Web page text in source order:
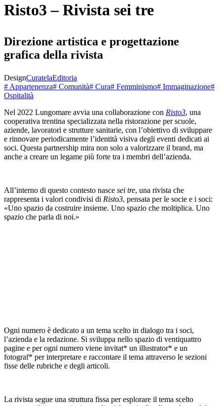
Risto3 – Rivista sei tre
Direzione artistica e progettazione
grafica della rivista
DesignCuratelaEditoria
# Appartenenza# Comunità# Cura# Femminismo# Immaginazione#
Ospitalità
Nel 2022 Lungomare avvia una collaborazione con Risto3, una
cooperativa trentina specializzata nella ristorazione per scuole,
aziende, lavoratori e strutture sanitarie, con l’obiettivo di sviluppare
e rinnovare periodicamente l’identità visiva degli eventi dedicati ai
soci. Questa partnership mira non solo a valorizzare il brand, ma
anche a creare un legame più forte tra i membri dell’azienda.
All’interno di questo contesto nasce sei tre, una rivista che
rappresenta i valori condivisi di Risto3, pensata per le socie e i soci:
«Uno spazio da costruire insieme. Uno spazio che moltiplica. Uno
spazio che parla di noi.»
Ogni numero è dedicato a un tema scelto in dialogo tra i soci,
l’azienda e la redazione. Si sviluppa nello spazio di ventiquattro
pagine e per ogni numero viene invitat* un illustrator* e un
fotograf* per interpretare e raccontare il tema attraverso le sezioni
fisse delle rubriche e degli articoli.
La rivista segue una struttura fissa per esplorare il tema scelto